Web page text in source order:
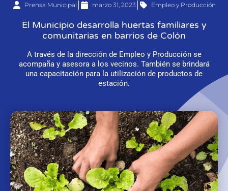
Prensa Municipal marzo 31, 2023 Empleo y Producción
El Municipio desarrolla huertas familiares y
comunitarias en barrios de Colón
A través de la dirección de Empleo y Producción se
acompaña y asesora a los vecinos. También se brindará
una capacitación para la utilización de productos de
estación.